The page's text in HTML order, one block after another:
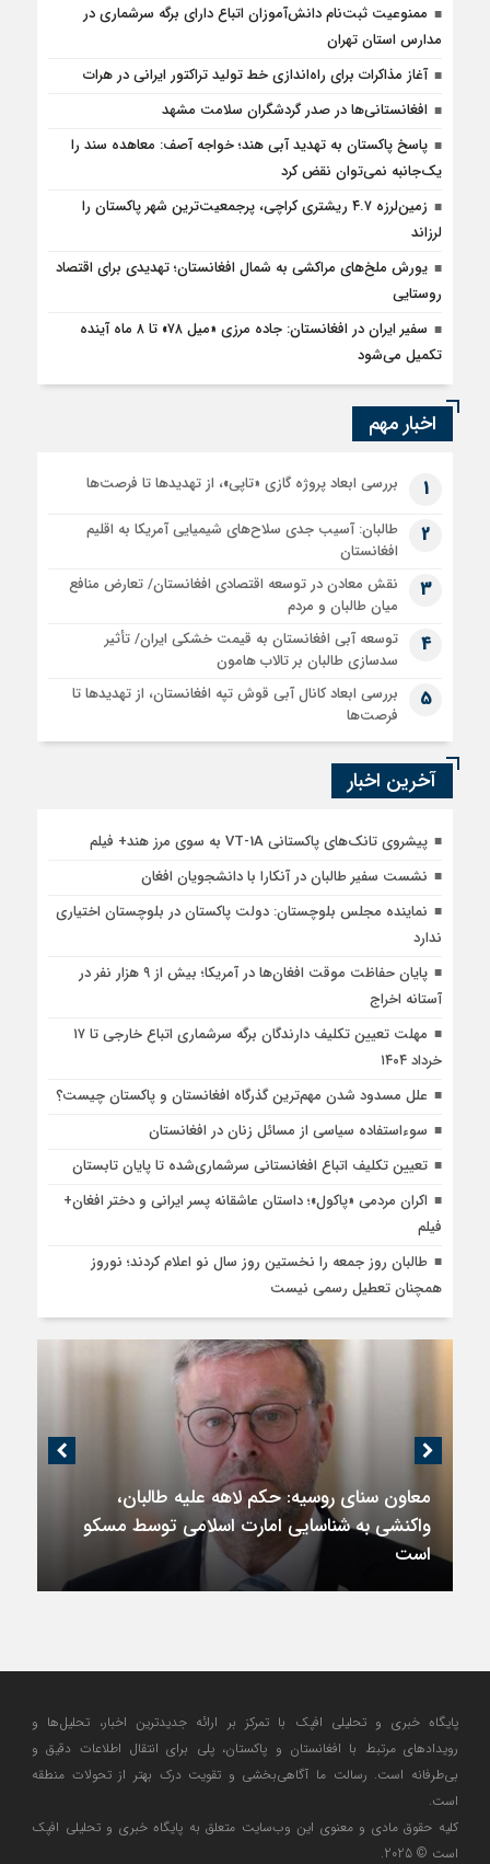
ممنوعیت ثبت‌نام دانش‌آموزان اتباع دارای برگه سرشماری در
مدارس استان تهران
آغاز مذاکرات برای راه‌اندازی خط تولید تراکتور ایرانی در هرات
افغانستانی‌ها در صدر گردشگران سلامت مشهد
پاسخ پاکستان به تهدید آبی هند؛ خواجه آصف: معاهده سند را
یک‌جانبه نمی‌توان نقض کرد
زمین‌لرزه ۴.۷ ریشتری کراچی، پرجمعیت‌ترین شهر پاکستان را
لرزاند
یورش ملخ‌های مراکشی به شمال افغانستان؛ تهدیدی برای اقتصاد
روستایی
سفیر ایران در افغانستان: جاده مرزی «میل ۷۸» تا ۸ ماه آینده
تکمیل می‌شود
اخبار مهم
1 بررسی ابعاد پروژه گازی «تاپی»، از تهدیدها تا فرصت‌ها
2
طالبان: آسیب جدی سلاح‌های شیمیایی آمریکا به اقلیم
افغانستان
3
نقش معادن در توسعه اقتصادی افغانستان/ تعارض منافع
میان طالبان و مردم
4
توسعه آبی افغانستان به قیمت خشکی ایران/ تأثیر
سدسازی طالبان بر تالاب هامون
5
بررسی ابعاد کانال آبی قوش تپه افغانستان، از تهدیدها تا
فرصت‌ها
آخرین اخبار
پیشروی تانک‌های پاکستانی VT-1A به سوی مرز هند+ فیلم
نشست سفیر طالبان در آنکارا با دانشجویان افغان
نماینده مجلس بلوچستان: دولت پاکستان در بلوچستان اختیاری
ندارد
پایان حفاظت موقت افغان‌ها در آمریکا؛ بیش از ۹ هزار نفر در
آستانه اخراج
مهلت تعیین تکلیف دارندگان برگه سرشماری اتباع خارجی تا ۱۷
خرداد ۱۴۰۴
علل مسدود شدن مهم‌ترین گذرگاه افغانستان و پاکستان چیست؟
سوءاستفاده سیاسی از مسائل زنان در افغانستان
تعیین تکلیف اتباع افغانستانی سرشماری‌شده تا پایان تابستان
اکران مردمی «پاکول»؛ داستان عاشقانه پسر ایرانی و دختر افغان+
فیلم
طالبان روز جمعه را نخستین روز سال نو اعلام کردند؛ نوروز
همچنان تعطیل رسمی نیست
معاون سنای روسیه: حکم لاهه علیه طالبان،
واکنشی به شناسایی امارت اسلامی توسط مسکو
است
پایگاه خبری و تحلیلی افپک با تمرکز بر ارائه جدیدترین اخبار، تحلیل‌ها و
رویدادهای مرتبط با افغانستان و پاکستان، پلی برای انتقال اطلاعات دقیق و
بی‌طرفانه است. رسالت ما آگاهی‌بخشی و تقویت درک بهتر از تحولات منطقه
است.
کلیه حقوق مادی و معنوی این وب‌سایت متعلق به پایگاه خبری و تحلیلی افپک
است © 2025.